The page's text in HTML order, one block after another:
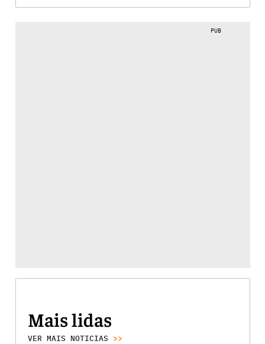
PUB
Mais lidas
VER MAIS NOTICIAS >>